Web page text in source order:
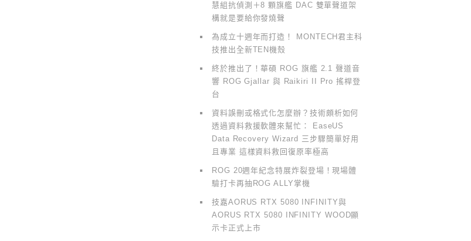
慧組抗偵測＋8 顆旗艦 DAC 雙單聲道架
構就是要給你發燒聲
為成立十週年而打造！ MONTECH君主科
技推出全新TEN機殼
終於推出了！華碩 ROG 旗艦 2.1 聲道音
響 ROG Gjallar 與 Raikiri II Pro 搖桿登
台
資料誤刪或格式化怎麼辦？技術頗析如何
透過資料救援軟體來幫忙： EaseUS
Data Recovery Wizard 三步驟簡單好用
且專業 這樣資料救回復原率極高
ROG 20週年紀念特展炸裂登場！現場體
驗打卡再抽ROG ALLY掌機
技嘉AORUS RTX 5080 INFINITY與
AORUS RTX 5080 INFINITY WOOD顯
示卡正式上市